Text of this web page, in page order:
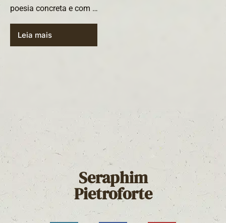
poesia concreta e com …
Leia mais
Seraphim
Pietroforte